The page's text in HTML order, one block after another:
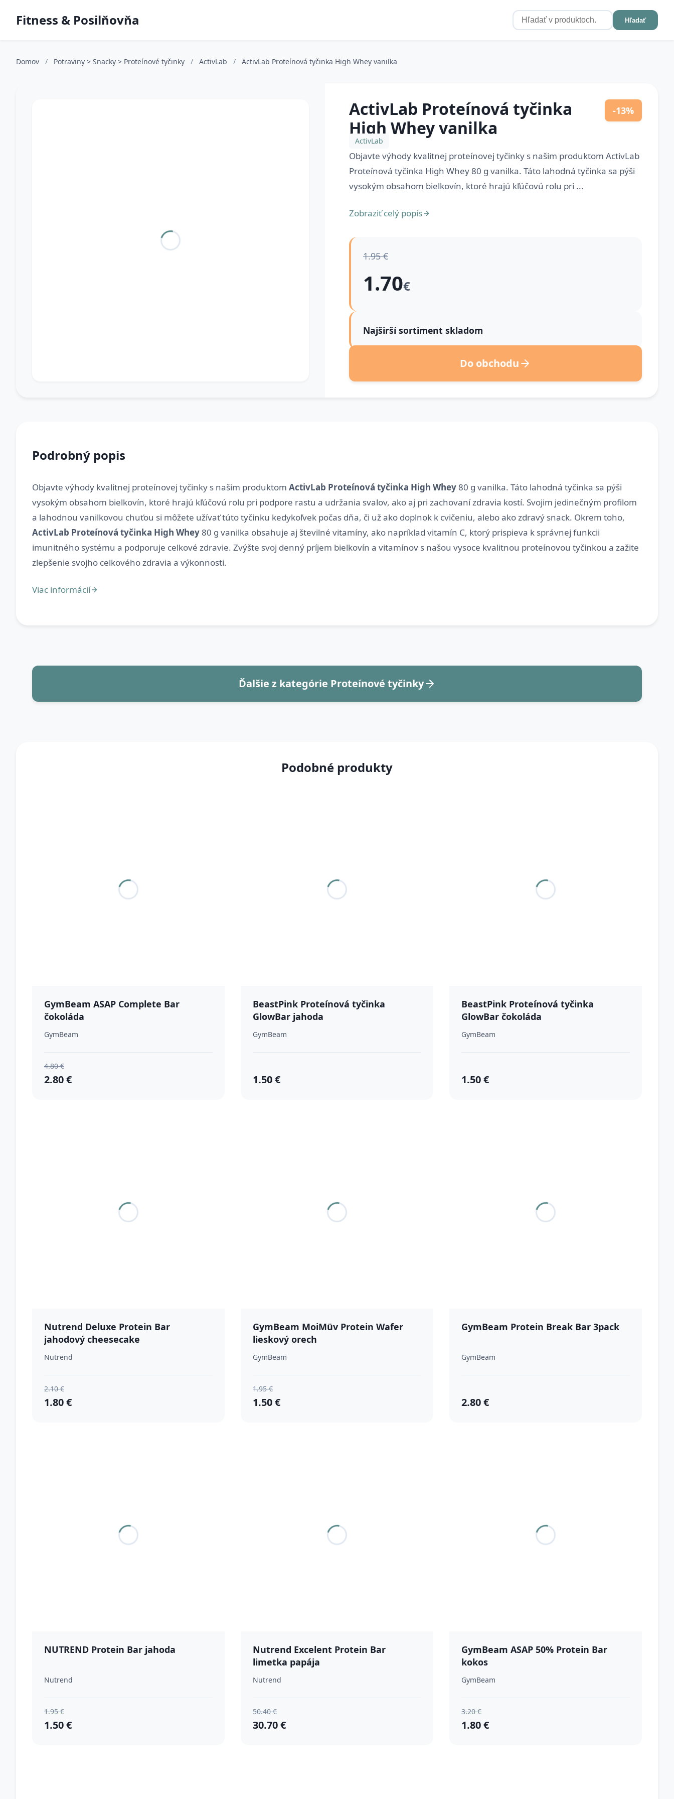
Fitness & Posilňovňa Hľadať
Domov / Potraviny > Snacky > Proteínové tyčinky / ActivLab / ActivLab Proteínová tyčinka High Whey vanilka
ActivLab Proteínová tyčinka
High Whey vanilka
-13%
ActivLab
Objavte výhody kvalitnej proteínovej tyčinky s našim produktom ActivLab
Proteínová tyčinka High Whey 80 g vanilka. Táto lahodná tyčinka sa pýši
vysokým obsahom bielkovín, ktoré hrajú kľúčovú rolu pri ...
Zobraziť celý popis
1.95 €
1.70€
Najširší sortiment skladom
Do obchodu
Podrobný popis
Objavte výhody kvalitnej proteínovej tyčinky s našim produktom ActivLab Proteínová tyčinka High Whey 80 g vanilka. Táto lahodná tyčinka sa pýši
vysokým obsahom bielkovín, ktoré hrajú kľúčovú rolu pri podpore rastu a udržania svalov, ako aj pri zachovaní zdravia kostí. Svojim jedinečným profilom
a lahodnou vanilkovou chuťou si môžete užívať túto tyčinku kedykoľvek počas dňa, či už ako doplnok k cvičeniu, alebo ako zdravý snack. Okrem toho,
ActivLab Proteínová tyčinka High Whey 80 g vanilka obsahuje aj številné vitamíny, ako napríklad vitamín C, ktorý prispieva k správnej funkcii
imunitného systému a podporuje celkové zdravie. Zvýšte svoj denný príjem bielkovín a vitamínov s našou vysoce kvalitnou proteínovou tyčinkou a zažite
Ďalšie z kategórie Proteínové tyčinky
Podobné produkty
GymBeam ASAP Complete Bar
čokoláda
GymBeam
4.80 €
2.80 €
BeastPink Proteínová tyčinka
GlowBar jahoda
GymBeam
1.50 €
BeastPink Proteínová tyčinka
GlowBar čokoláda
GymBeam
1.50 €
Nutrend Deluxe Protein Bar
jahodový cheesecake
Nutrend
2.10 €
1.80 €
GymBeam MoiMüv Protein Wafer
lieskový orech
GymBeam
1.95 €
1.50 €
GymBeam Protein Break Bar 3pack
GymBeam
2.80 €
NUTREND Protein Bar jahoda
Nutrend
1.95 €
1.50 €
Nutrend Excelent Protein Bar
limetka papája
Nutrend
50.40 €
30.70 €
GymBeam ASAP 50% Protein Bar
kokos
GymBeam
3.20 €
1.80 €